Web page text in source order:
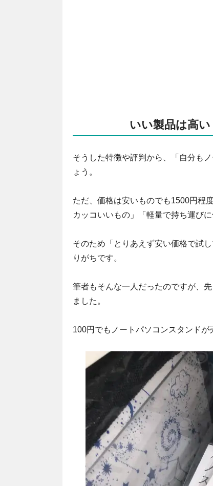
いい製品は高
そうした特徴や評判から、「自分も
ょう。
ただ、価格は安いものでも1500円程
カッコいいもの」「軽量で持ち運び
そのため「とりあえず安い価格で試
りがちです。
筆者もそんな一人だったのですが、
ました。
100円でもノートパソコンスタンドが